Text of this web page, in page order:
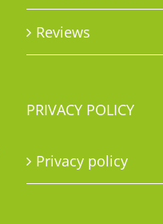
Reviews
PRIVACY POLICY
Privacy policy